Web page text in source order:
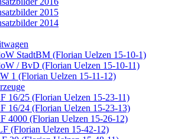
2015
2014
StadtBM (Florian Uelzen 15-10-1)
/ BvD (Florian Uelzen 15-10-11)
1 (Florian Uelzen 15-11-12)
16/25 (Florian Uelzen 15-23-11)
16/24 (Florian Uelzen 15-23-13)
4000 (Florian Uelzen 15-26-12)
(Florian Uelzen 15-42-12)